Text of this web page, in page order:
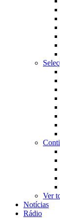
Ver
Notícias
Rádio